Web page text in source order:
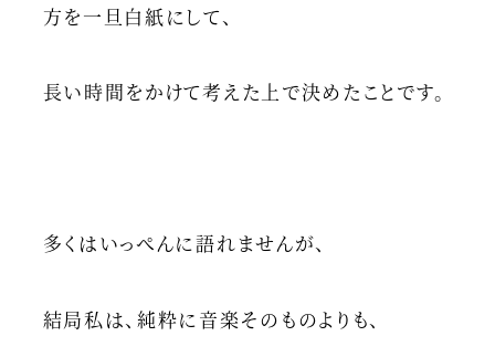
方を一旦白紙にして、
長い時間をかけて考えた上で決めたことです。
多くはいっぺんに語れませんが、
結局私は、純粋に音楽そのものよりも、